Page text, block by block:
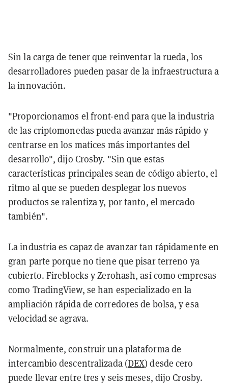
Sin la carga de tener que reinventar la rueda, los
desarrolladores pueden pasar de la infraestructura a
la innovación.
"Proporcionamos el front-end para que la industria
de las criptomonedas pueda avanzar más rápido y
centrarse en los matices más importantes del
desarrollo", dijo Crosby. "Sin que estas
características principales sean de código abierto, el
ritmo al que se pueden desplegar los nuevos
productos se ralentiza y, por tanto, el mercado
también".
La industria es capaz de avanzar tan rápidamente en
gran parte porque no tiene que pisar terreno ya
cubierto. Fireblocks y Zerohash, así como empresas
como TradingView, se han especializado en la
ampliación rápida de corredores de bolsa, y esa
velocidad se agrava.
Normalmente, construir una plataforma de
intercambio descentralizada (DEX) desde cero
puede llevar entre tres y seis meses, dijo Crosby.